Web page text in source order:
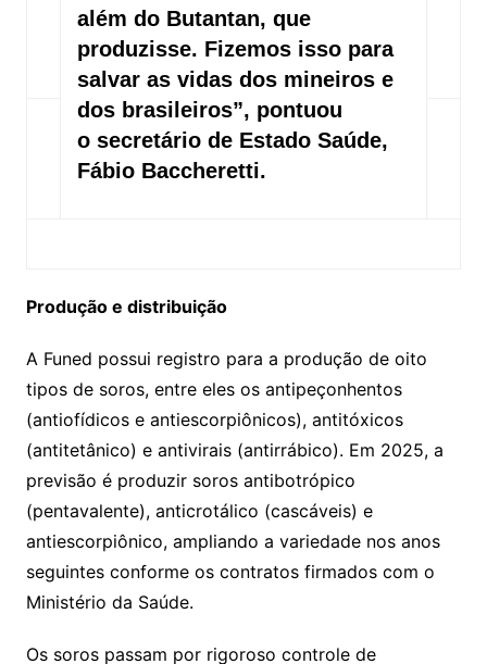
além do Butantan, que
produzisse. Fizemos isso para
salvar as vidas dos mineiros e
dos brasileiros”, pontuou
o secretário de Estado Saúde,
Fábio Baccheretti.
Produção e distribuição
A Funed possui registro para a produção de oito
tipos de soros, entre eles os antipeçonhentos
(antiofídicos e antiescorpiônicos), antitóxicos
(antitetânico) e antivirais (antirrábico). Em 2025, a
previsão é produzir soros antibotrópico
(pentavalente), anticrotálico (cascáveis) e
antiescorpiônico, ampliando a variedade nos anos
seguintes conforme os contratos firmados com o
Ministério da Saúde.
Os soros passam por rigoroso controle de